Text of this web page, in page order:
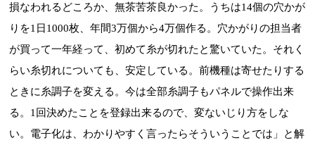
損なわれるどころか、無茶苦茶良かった。うちは14個の穴かが
りを1日1000枚、年間3万個から4万個作る。穴かがりの担当者
が買って一年経って、初めて糸が切れたと驚いていた。それく
らい糸切れについても、安定している。前機種は寄せたりする
ときに糸調子を変える。今は全部糸調子もパネルで操作出来
る。1回決めたことを登録出来るので、変ないじり方をしな
い。電子化は、わかりやすく言ったらそういうことでは」と解